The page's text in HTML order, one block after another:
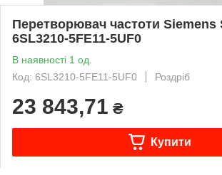
Перетворювач частоти Siemens
6SL3210-5FE11-5UF0
В наявності 1 од.
Код: 6SL3210-5FE11-5UF0
Роздріб
23 843,71 ₴
Купити